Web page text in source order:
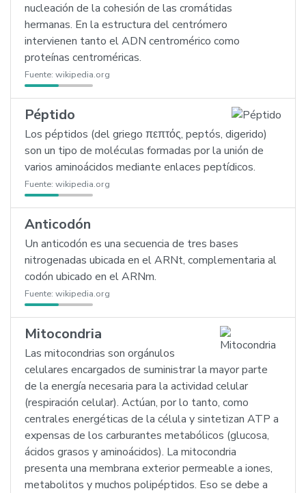
nucleación de la cohesión de las cromátidas
hermanas. En la estructura del centrómero
intervienen tanto el ADN centromérico como
proteínas centroméricas.
Fuente: wikipedia.org
Péptido
Los péptidos (del griego πεπτός, peptós, digerido)
son un tipo de moléculas formadas por la unión de
varios aminoácidos mediante enlaces peptídicos.
Fuente: wikipedia.org
Anticodón
Un anticodón es una secuencia de tres bases
nitrogenadas ubicada en el ARNt, complementaria al
codón ubicado en el ARNm.
Fuente: wikipedia.org
Mitocondria
Las mitocondrias son orgánulos
celulares encargados de suministrar la mayor parte
de la energía necesaria para la actividad celular
(respiración celular). Actúan, por lo tanto, como
centrales energéticas de la célula y sintetizan ATP a
expensas de los carburantes metabólicos (glucosa,
ácidos grasos y aminoácidos). La mitocondria
presenta una membrana exterior permeable a iones,
metabolitos y muchos polipéptidos. Eso se debe a